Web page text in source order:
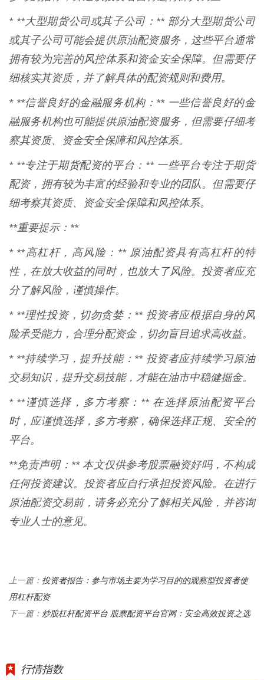
* **大型期货公司或其子公司：** 部分大型期货公司
或其子公司可能会提供原油配资服务，这些平台通常
拥有较为完善的风控体系和资金安全保障。但需要仔
细核实其资质，并了解具体的配资规则和费用。
* **信誉良好的金融服务机构：** 一些信誉良好的金
融服务机构也可能提供原油配资服务，但需要仔细考
察其资质、资金安全保障和风控体系。
* **专注于期货配资的平台：** 一些平台专注于期货
配资，拥有较为丰富的经验和专业的团队。但需要仔
细考察其资质、资金安全保障和风控体系。
**重要提示：**
* **高杠杆，高风险：** 原油配资具有高杠杆的特
性，在放大收益的同时，也放大了风险。投资者应充
分了解风险，谨慎操作。
* **理性投资，切勿贪婪：** 投资者应根据自身的风
险承受能力，合理分配资金，切勿盲目追求高收益。
* **持续学习，提升技能：** 投资者应持续学习原油
交易知识，提升交易技能，才能在油市中稳健掘金。
* **谨慎选择，多方考察：** 在选择原油配资平台
时，应谨慎选择，多方考察，确保选择正规、安全的
平台。
**免责声明：** 本文仅供参考股票融资好吗，不构成
任何投资建议。投资者应自行承担投资风险。在进行
原油配资交易前，请务必充分了解相关风险，并咨询
专业人士的意见。
上一篇： 投资者报告：参与市场主要为学习目的的观察型投资者使
用杠杆配资
下一篇： 炒股杠杆配资平台 股票配资平台官网：安全高效投资之选
行情指数